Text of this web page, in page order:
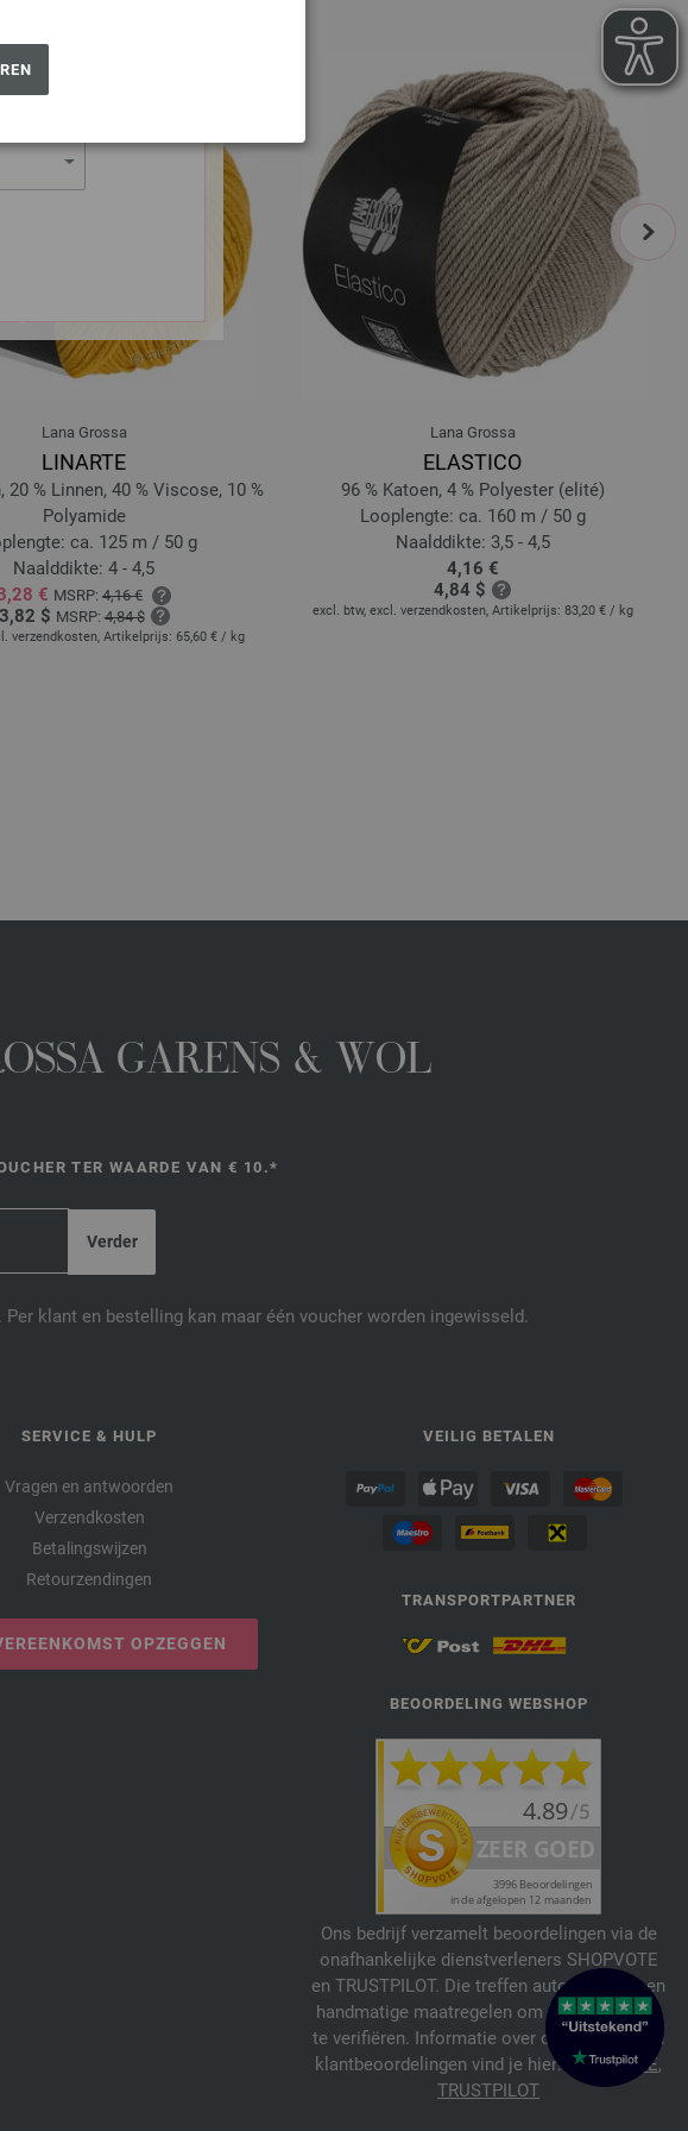
Lana Grossa
LINARTE
20 % Linnen, 40 % Viscose, 10 %
Polyamide
ca. 125 m / 50 g
Naalddikte: 4 - 4,5
€ MSRP: 4,16 €
3,82 $ MSRP:4,84 $
verzendkosten, Artikelprijs: 65,60 € / kg
Lana Grossa
ELASTICO
96 % Katoen, 4 % Polyester (elité)
Looplengte: ca. 160 m / 50 g
Naalddikte: 3,5 - 4,5
4,16 €
4,84 $
excl. btw, excl. verzendkosten, Artikelprijs: 83,20 € / kg
next
GARENS & WOL
TER WAARDE VAN € 10.*
klant en bestelling kan maar één voucher worden ingewisseld.
SERVICE & HULP
Vragen en antwoorden
Verzendkosten
Betalingswijzen
Retourzendingen
OPZEGGEN
VEILIG BETALEN
TRANSPORTPARTNER
BEOORDELING WEBSHOP
Ons bedrijf verzamelt beoordelingen via de
onafhankelijke dienstverleners SHOPVOTE
en TRUSTPILOT. Die treffen automatische en
handmatige maatregelen om beoordelingen
te verifiëren. Informatie over de echtheid van
klantbeoordelingen vind je hier: SHOPVOTE,
TRUSTPILOT